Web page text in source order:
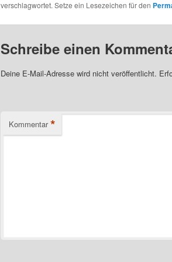
verschlagwortet. Setze ein Lesezeichen für den
Schreibe einen
Deine E-Mail-Adresse wird nicht veröffentlicht.
Kommentar *